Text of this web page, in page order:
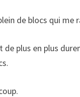
de blocs qui me
de plus en plus